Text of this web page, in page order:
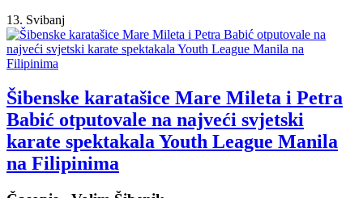
13. Svibanj
Šibenske karatašice Mare Mileta i Petra
Babić otputovale na najveći svjetski
karate spektakala Youth League Manila
na Filipinima